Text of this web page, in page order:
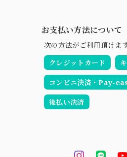
お支払い方法について
次の方法がご利用頂けます
クレジットカード
コンビニ決済・Pay-
後払い決済